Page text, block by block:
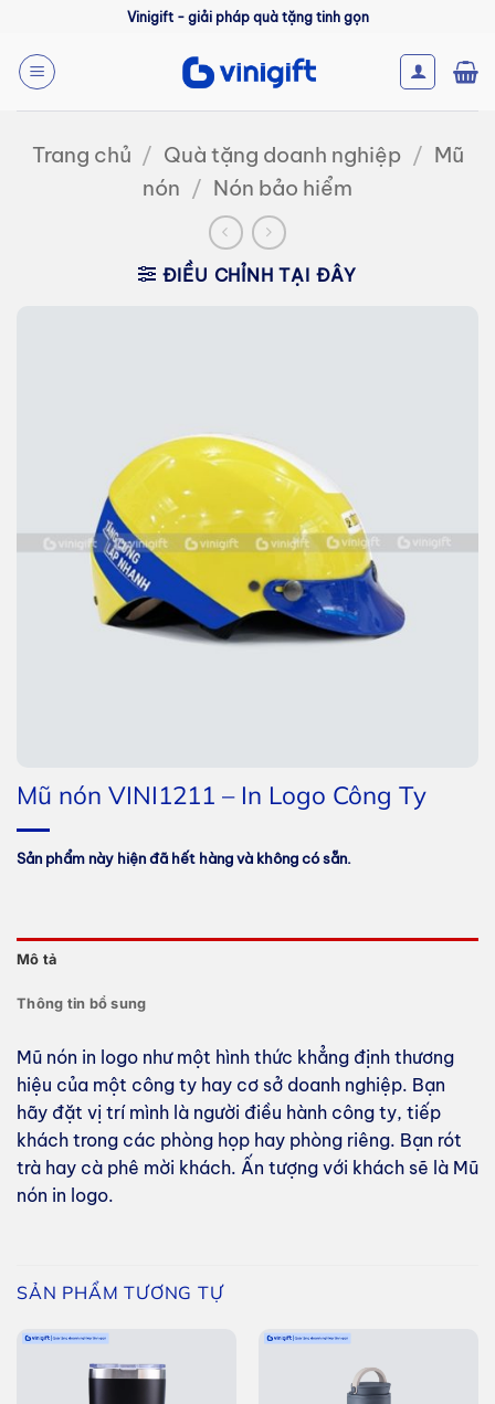
nội
dung
Vinigift - giải pháp quà tặng tinh gọn
Trang chủ / Quà tặng doanh nghiệp / Mũ
nón / Nón bảo hiểm
ĐIỀU CHỈNH TẠI ĐÂY
Mũ nón VINI1211 – In Logo Công Ty
Sản phẩm này hiện đã hết hàng và không có sẵn.
Mô tả
Thông tin bổ sung
Mũ nón in logo như một hình thức khẳng định thương
hiệu của một công ty hay cơ sở doanh nghiệp. Bạn
hãy đặt vị trí mình là người điều hành công ty, tiếp
khách trong các phòng họp hay phòng riêng. Bạn rót
trà hay cà phê mời khách. Ấn tượng với khách sẽ là Mũ
nón in logo.
SẢN PHẨM TƯƠNG TỰ